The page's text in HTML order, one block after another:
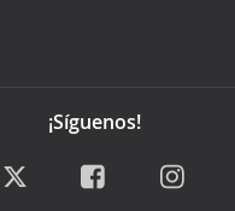
¡Síguenos!